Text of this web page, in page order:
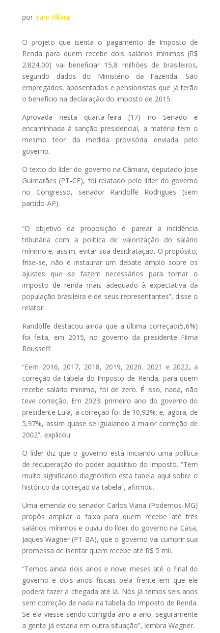
por Iram Alfaia
O projeto que isenta o pagamento de Imposto de
Renda para quem recebe dois salários mínimos (R$
2.824,00) vai beneficiar 15,8 milhões de brasileiros,
segundo dados do Ministério da Fazenda. São
empregados, aposentados e pensionistas que já terão
o benefício na declaração do imposto de 2015.
Aprovada nesta quarta-feira (17) no Senado e
encaminhada à sanção presidencial, a matéria tem o
mesmo teor da medida provisória enviada pelo
governo.
O texto do líder do governo na Câmara, deputado Jose
Guimarães (PT-CE), foi relatado pelo líder do governo
no Congresso, senador Randolfe Rodrigues (sem
partido-AP).
“O objetivo da proposição é parear a incidência
tributária com a política de valorização do salário
mínimo e, assim, evitar sua desidratação. O propósito,
frise-se, não é instaurar um debate amplo sobre os
ajustes que se fazem necessários para tornar o
imposto de renda mais adequado à expectativa da
população brasileira e de seus representantes”, disse o
relator.
Randolfe destacou ainda que a última correção(5,6%)
foi feita, em 2015, no governo da presidente Filma
Rousseff.
“Eem 2016, 2017, 2018, 2019, 2020, 2021 e 2022, a
correção da tabela do Imposto de Renda, para quem
recebe salário mínimo, foi de zero. É isso, nada, não
teve correção. Em 2023, primeiro ano do governo do
presidente Lula, a correção foi de 10,93%; e, agora, de
5,97%, assim quase se igualando à maior correção de
2002”, explicou.
O líder diz que o governo está iniciando uma política
de recuperação do poder aquisitivo do imposto. “Tem
muito significado diagnóstico esta tabela aqui sobre o
histórico da correção da tabela”, afirmou.
Uma emenda do senador Carlos Viana (Podemos-MG)
propôs ampliar a faixa para quem recebe até três
salários mínimos e ouviu do líder do governo na Casa,
Jaques Wagner (PT-BA), que o governo vai cumprir sua
promessa de isentar quem recebe até R$ 5 mil.
“Temos ainda dois anos e nove meses até o final do
governo e dois anos fiscais pela frente em que ele
poderá fazer a chegada até lá. Nós já temos seis anos
sem correção de nada na tabela do Imposto de Renda.
Se ela viesse sendo corrigida ano a ano, seguramente
a gente já estaria em outra situação”, lembra Wagner.